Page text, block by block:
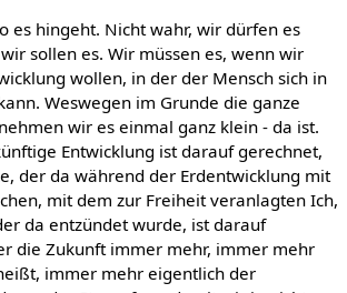
es hingeht. Nicht wahr, wir dürfen es
sollen es. Wir müssen es, wenn wir
wollen, in der der Mensch sich in
Weswegen im Grunde die ganze
wir es einmal ganz klein - da ist.
Entwicklung ist darauf gerechnet,
der da während der Erdentwicklung mit
mit dem zur Freiheit veranlagten Ich,
da entzündet wurde, ist darauf
die Zukunft immer mehr, immer mehr
immer mehr eigentlich der